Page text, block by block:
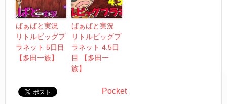
ばぁばと実況
リトルビッグプ
ラネット 5日目
【多田一族】
ばぁばと実況
リトルビッグプ
ラネット 4.5日
目 【多田一
族】
Pocket